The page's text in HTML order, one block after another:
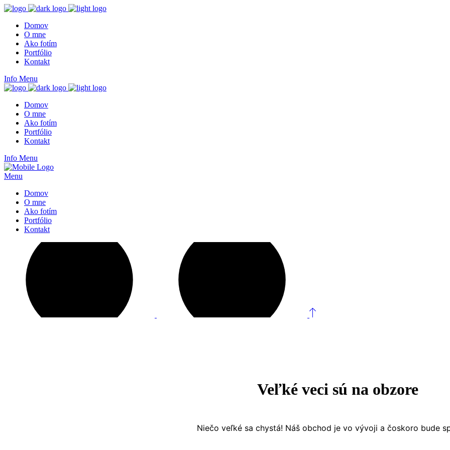
Domov
O mne
Ako fotím
Portfólio
Kontakt
Info Menu
Domov
O mne
Ako fotím
Portfólio
Kontakt
Info Menu
Menu
Domov
O mne
Ako fotím
Portfólio
Kontakt
Veľké veci sú na obzore
Niečo veľké sa chystá! Náš obchod je vo vývoji a čoskoro bude